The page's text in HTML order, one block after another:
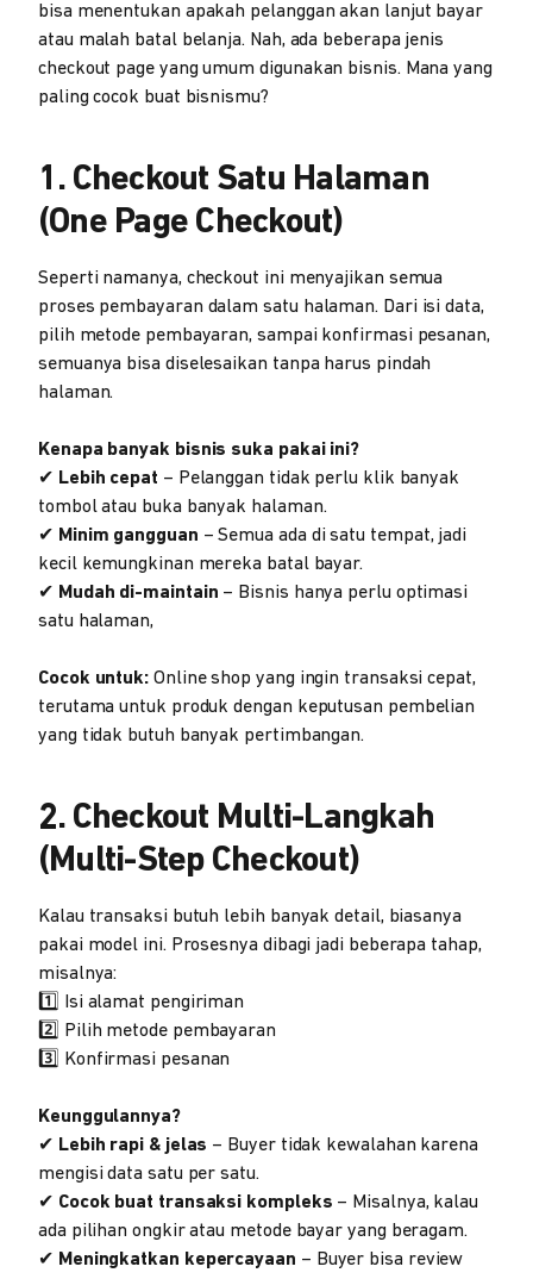
bisa menentukan apakah pelanggan akan lanjut bayar
atau malah batal belanja. Nah, ada beberapa jenis
checkout page yang umum digunakan bisnis. Mana yang
paling cocok buat bisnismu?
1. Checkout Satu Halaman
(One Page Checkout)
Seperti namanya, checkout ini menyajikan semua
proses pembayaran dalam satu halaman. Dari isi data,
pilih metode pembayaran, sampai konfirmasi pesanan,
semuanya bisa diselesaikan tanpa harus pindah
halaman.
Kenapa banyak bisnis suka pakai ini?
✔ Lebih cepat – Pelanggan tidak perlu klik banyak
tombol atau buka banyak halaman.
✔ Minim gangguan – Semua ada di satu tempat, jadi
kecil kemungkinan mereka batal bayar.
✔ Mudah di-maintain – Bisnis hanya perlu optimasi
satu halaman,
Cocok untuk: Online shop yang ingin transaksi cepat,
terutama untuk produk dengan keputusan pembelian
yang tidak butuh banyak pertimbangan.
2. Checkout Multi-Langkah
(Multi-Step Checkout)
Kalau transaksi butuh lebih banyak detail, biasanya
pakai model ini. Prosesnya dibagi jadi beberapa tahap,
misalnya:
1️⃣ Isi alamat pengiriman
2️⃣ Pilih metode pembayaran
3️⃣ Konfirmasi pesanan
Keunggulannya?
✔ Lebih rapi & jelas – Buyer tidak kewalahan karena
mengisi data satu per satu.
✔ Cocok buat transaksi kompleks – Misalnya, kalau
ada pilihan ongkir atau metode bayar yang beragam.
✔ Meningkatkan kepercayaan – Buyer bisa review